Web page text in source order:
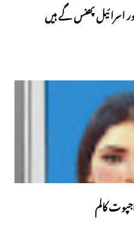
اسرائیل پھنس گے ہیں
کالم